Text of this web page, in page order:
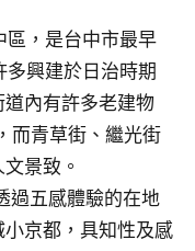
區，是台中市最早
多興建於日治時期
內有許多老建物
而青草街、繼光街
景致。
過五感體驗的在地
京都，具知性及感